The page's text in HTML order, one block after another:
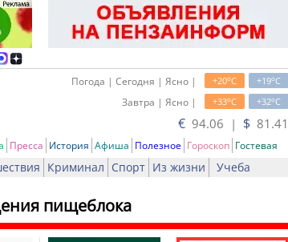
+19oC
+20oC
Погода | Сегодня | Ясно |
+32oC
+33oC
Завтра | Ясно |
€ 94.06 | $ 81.41
Пресса История Афиша Полезное Гороскоп Гостевая
Криминал Спорт Из жизни Учеба
пищеблока